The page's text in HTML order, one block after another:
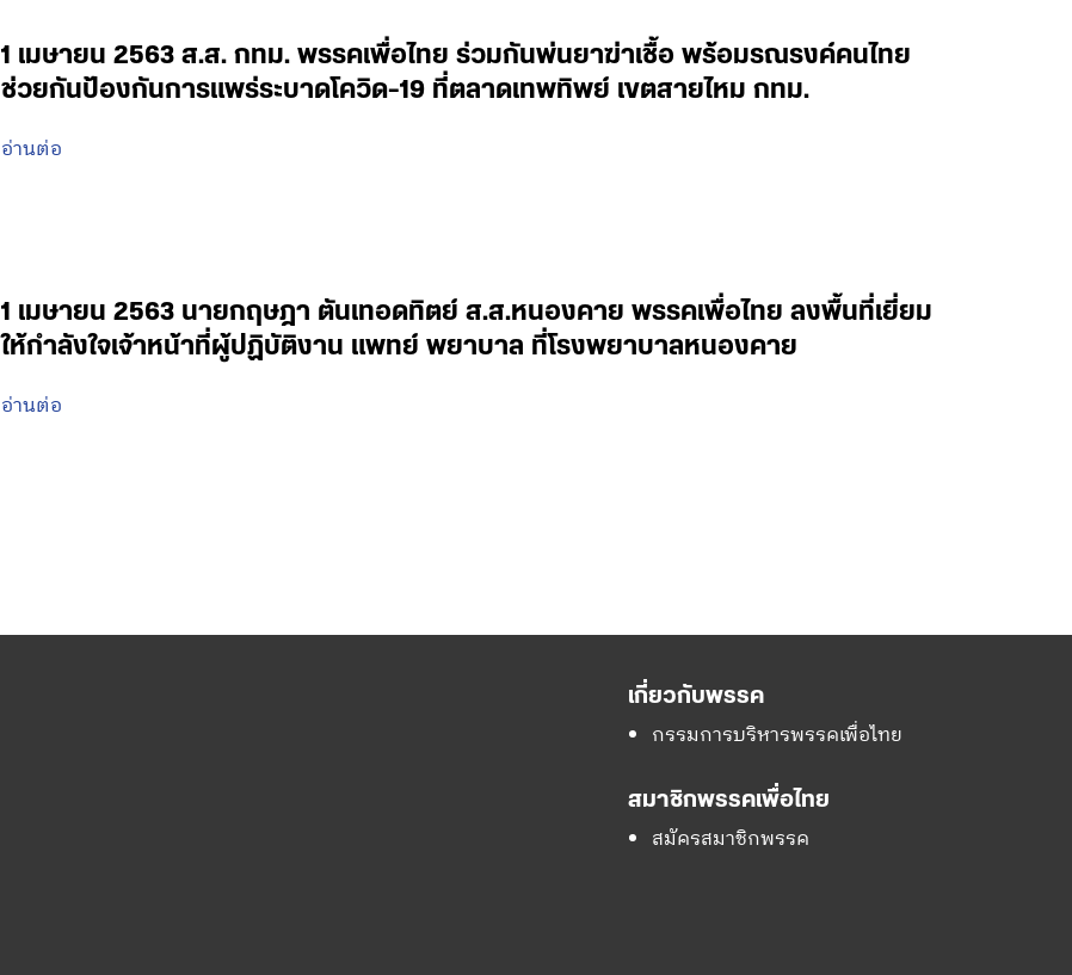
1 เมษายน 2563 ส.ส. กทม. พรรคเพื่อไทย ร่วมกันพ่นยาฆ่าเชื้อ พร้อมรณรงค์คนไทย
ช่วยกันป้องกันการแพร่ระบาดโควิด-19 ที่ตลาดเทพทิพย์ เขตสายไหม กทม.
อ่านต่อ
1 เมษายน 2563 นายกฤษฎา ตันเทอดทิตย์ ส.ส.หนองคาย พรรคเพื่อไทย ลงพื้นที่เยี่ยม
ให้กำลังใจเจ้าหน้าที่ผู้ปฏิบัติงาน แพทย์ พยาบาล ที่โรงพยาบาลหนองคาย
อ่านต่อ
เกี่ยวกับพรรค
กรรมการบริหารพรรคเพื่อไทย
สมาชิกพรรคเพื่อไทย
สมัครสมาชิกพรรค